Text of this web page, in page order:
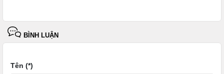
BÌNH LUẬN
Tên (*)